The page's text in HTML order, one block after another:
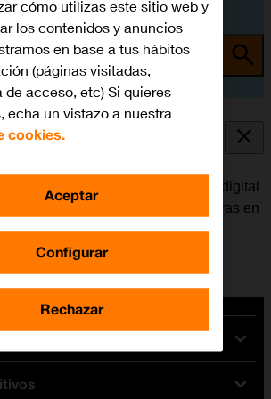
o tema
de identidad
para que utilice la huella digital
o para que valide las compras en
Para poder utilizar el sensor de
activar el código de seguridad
cómo utilizas este sitio web y
los contenidos y anuncios
en base a tus hábitos
(páginas visitadas,
de acceso, etc) Si quieres
echa un vistazo a nuestra
cookies.
Configurar
Rechazar
Aceptar